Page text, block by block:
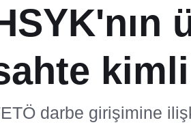
darbe girişimine